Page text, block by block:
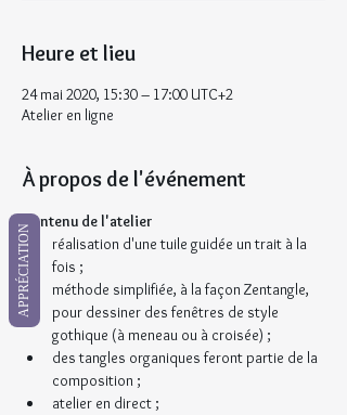
Heure et lieu
24 mai 2020, 15:30 – 17:00 UTC+2
Atelier en ligne
À propos de l'événement
Contenu de l'atelier
réalisation d'une tuile guidée un trait à la
fois ;
méthode simplifiée, à la façon Zentangle,
pour dessiner des fenêtres de style
gothique (à meneau ou à croisée) ;
des tangles organiques feront partie de la
composition ;
atelier en direct ;
APPRÉCIATION